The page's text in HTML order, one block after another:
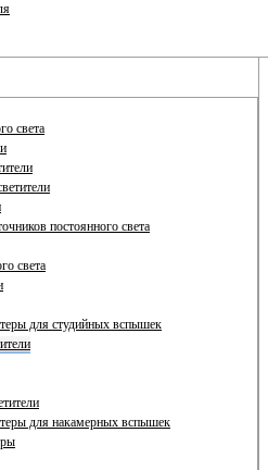
света
постоянного света
света
для студийных вспышек
для накамерных вспышек